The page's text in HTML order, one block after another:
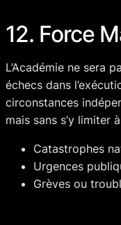
12. Force
L’Académie ne sera
échecs dans
circonstances
mais sans s’y limiter
Catastrophes
Urgences
Grèves ou